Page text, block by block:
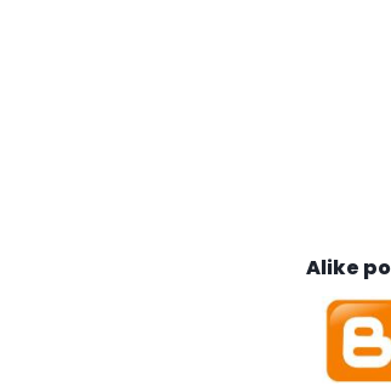
Alike